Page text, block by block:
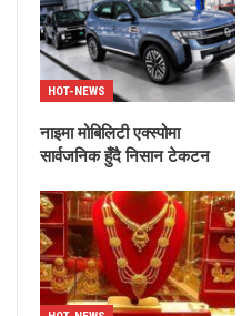
HOT-NEWS
नाइमा मोबिलिटी एक्स्पोमा
सार्वजनिक हुँदै निसान टेकटन